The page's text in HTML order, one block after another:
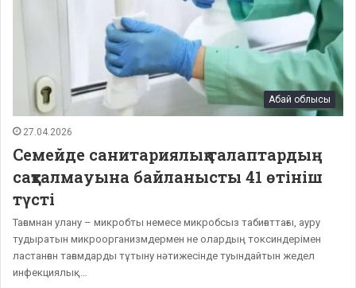
Абай облысы
27.04.2026
Семейде санитариялық талаптардың
сақталмауына байланысты 41 өтініш
түсті
Тағамнан улану – микробты немесе микробсыз табиғаттағы, ауру
тудыратын микроорганизмдермен не олардың токсиндерімен
ластанған тағамдарды тұтыну нәтижесінде туындайтын жедел
инфекциялық…